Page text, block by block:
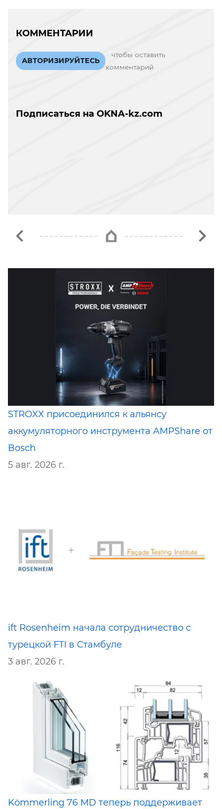
КОММЕНТАРИИ
АВТОРИЗИРУЙТЕСЬ
чтобы оставить
комментарий
Подписаться на OKNA-kz.com
STROXX присоединился к альянсу
аккумуляторного инструмента AMPShare от
Bosch
5 авг. 2026 г.
ift Rosenheim начала сотрудничество с
турецкой FTI в Стамбуле
3 авг. 2026 г.
Kömmerling 76 MD теперь поддерживает